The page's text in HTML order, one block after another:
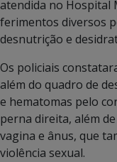
atendida no Hospital
ferimentos diversos
desnutrição e
Os policiais
além do quadro de
e hematomas pelo
perna direita, além
vagina e ânus, que
violência sexual.